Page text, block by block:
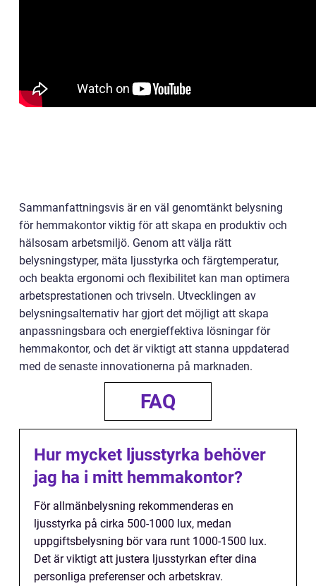
Sammanfattningsvis är en väl genomtänkt belysning
för hemmakontor viktig för att skapa en produktiv och
hälsosam arbetsmiljö. Genom att välja rätt
belysningstyper, mäta ljusstyrka och färgtemperatur,
och beakta ergonomi och flexibilitet kan man optimera
arbetsprestationen och trivseln. Utvecklingen av
belysningsalternativ har gjort det möjligt att skapa
anpassningsbara och energieffektiva lösningar för
hemmakontor, och det är viktigt att stanna uppdaterad
med de senaste innovationerna på marknaden.
FAQ
Hur mycket ljusstyrka behöver
jag ha i mitt hemmakontor?
För allmänbelysning rekommenderas en
ljusstyrka på cirka 500-1000 lux, medan
uppgiftsbelysning bör vara runt 1000-1500 lux.
Det är viktigt att justera ljusstyrkan efter dina
personliga preferenser och arbetskrav.